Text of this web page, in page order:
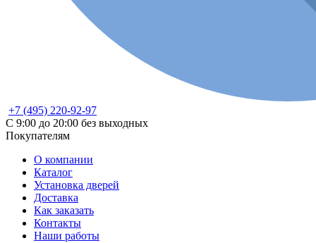
+7 (495) 220-92-97
С 9:00 до 20:00 без выходных
Покупателям
О компании
Каталог
Установка дверей
Доставка
Как заказать
Контакты
Наши работы